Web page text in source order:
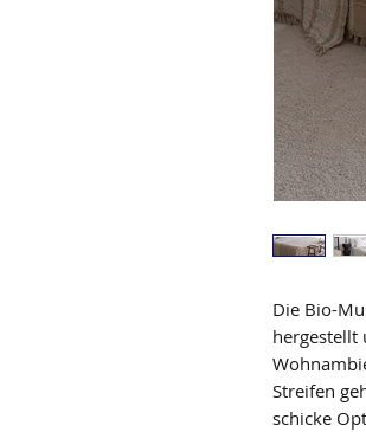
Die Bio-
hergestellt
Streifen
schicke